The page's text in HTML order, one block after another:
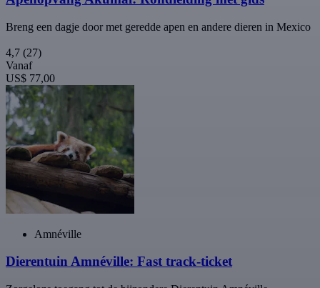
Breng een dagje door met geredde apen en andere dieren in Mexico
4,7 (27)
Vanaf
US$ 77,00
Amnéville
Dierentuin Amnéville: Fast track-ticket